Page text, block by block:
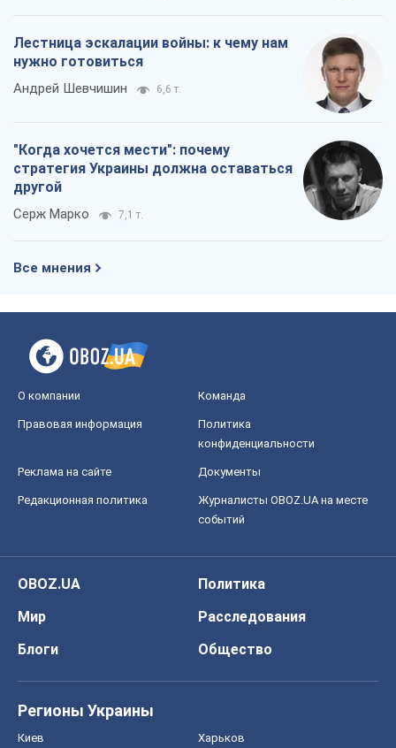
Лестница эскалации войны: к чему нам
нужно готовиться
Андрей Шевчишин 6,6 т.
"Когда хочется мести": почему
стратегия Украины должна оставаться
другой
Серж Марко 7,1 т.
Все мнения
О компании Команда
Правовая информация
Политика
конфиденциальности
Реклама на сайте Документы
Редакционная политика
Журналисты OBOZ.UA на месте
событий
OBOZ.UA
Политика
Мир
Расследования
Блоги
Общество
Регионы Украины
Киев Харьков